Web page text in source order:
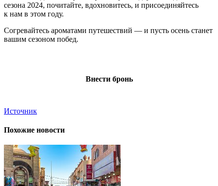
сезона 2024, почитайте, вдохновитесь, и присоединяйтесь
к нам в этом году.
Согревайтесь ароматами путешествий — и пусть осень станет
вашим сезоном побед.
Внести бронь
Источник
Похожие новости